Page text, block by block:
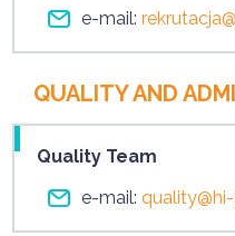
e-mail:
QUALITY AND
Quality Team
e-mail: